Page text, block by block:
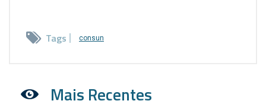
Tags consun
Mais Recentes